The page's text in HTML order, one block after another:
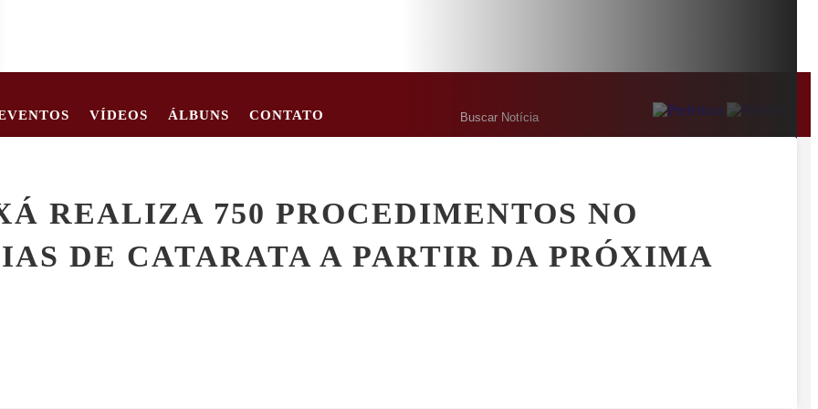
VÍDEOS ÁLBUNS CONTATO
REALIZA 750 PROCEDIMENTOS NO
DE CATARATA A PARTIR DA PRÓXIMA